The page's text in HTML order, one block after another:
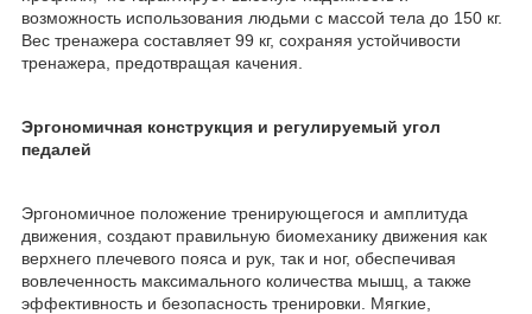
возможность использования людьми с массой тела до 150 кг.
Вес тренажера составляет 99 кг, сохраняя устойчивости
тренажера, предотвращая качения.
Эргономичная конструкция и регулируемый угол
педалей
Эргономичное положение тренирующегося и амплитуда
движения, создают правильную биомеханику движения как
верхнего плечевого пояса и рук, так и ног, обеспечивая
вовлеченность максимального количества мышц, а также
эффективность и безопасность тренировки. Мягкие,